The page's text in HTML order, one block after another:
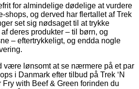
for almindelige dødelige at vurdere
shops, og derved har flertallet af Trek
set sig nødsaget til at trykke
deres produkter – til børn, og
– eftertrykkeligt, og endda nogle
være lønsomt at se nærmere på et par
i Danmark efter tilbud på Trek ‘N
Fry with Beef & Green forinden du